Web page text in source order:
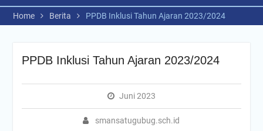
Home Berita PPDB Inklusi Tahun Ajaran 2023/2024
PPDB Inklusi Tahun Ajaran 2023/2024
Juni 2023
smansatugubug.sch.id